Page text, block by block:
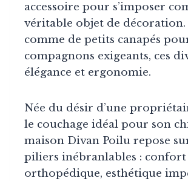
accessoire pour s’imposer
véritable objet de décoration.
comme de petits canapés
compagnons exigeants, ces
élégance et ergonomie.
Née du désir d’une
le couchage idéal pour son
maison Divan Poilu repose
piliers inébranlables : confort
orthopédique, esthétique